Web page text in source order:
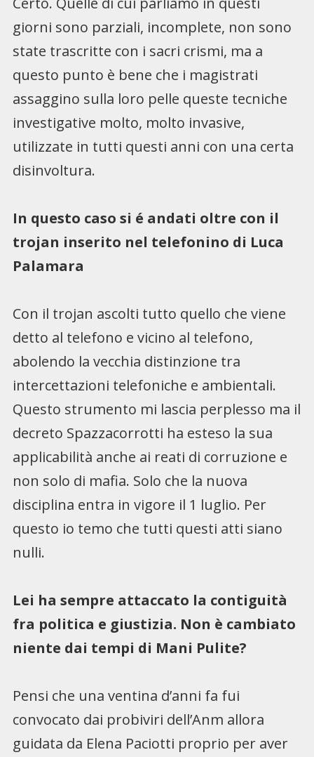
giorni sono parziali, incomplete, non sono
state trascritte con i sacri crismi, ma a
questo punto è bene che i magistrati
assaggino sulla loro pelle queste tecniche
investigative molto, molto invasive,
utilizzate in tutti questi anni con una certa
disinvoltura.
In questo caso si é andati oltre con il
trojan inserito nel telefonino di Luca
Palamara
Con il trojan ascolti tutto quello che viene
detto al telefono e vicino al telefono,
abolendo la vecchia distinzione tra
intercettazioni telefoniche e ambientali.
Questo strumento mi lascia perplesso ma il
decreto Spazzacorrotti ha esteso la sua
applicabilità anche ai reati di corruzione e
non solo di mafia. Solo che la nuova
disciplina entra in vigore il 1 luglio. Per
questo io temo che tutti questi atti siano
nulli.
Lei ha sempre attaccato la contiguità
fra politica e giustizia. Non è cambiato
niente dai tempi di Mani Pulite?
Pensi che una ventina d’anni fa fui
convocato dai probiviri dell’Anm allora
guidata da Elena Paciotti proprio per aver